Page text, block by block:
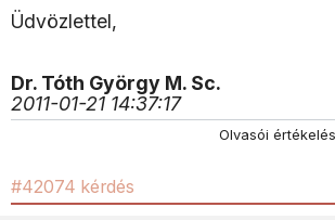
Üdvözlettel,
Dr. Tóth György M. Sc.
2011-01-21 14:37:17
Olvasói
#42074 kérdés